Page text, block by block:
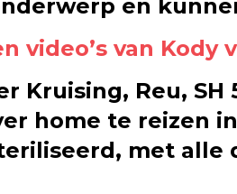
en
video’s van
Kruising, Reu,
home te reizen
met